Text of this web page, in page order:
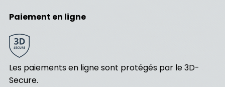
Paiement en ligne
Les paiements en ligne sont protégés par le 3D-
Secure.